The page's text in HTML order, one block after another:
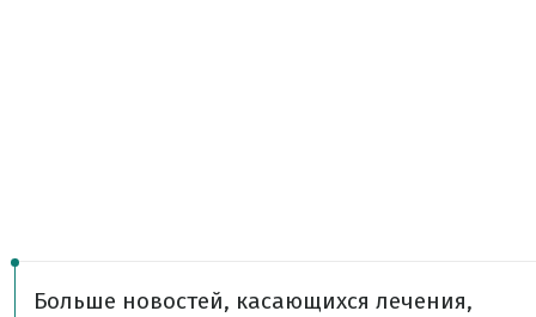
Больше новостей, касающихся лечения,